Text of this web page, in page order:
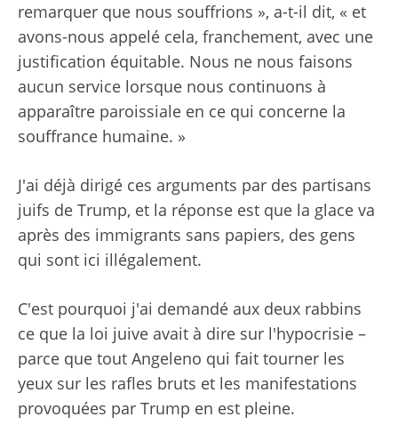
remarquer que nous souffrions », a-t-il dit, « et
avons-nous appelé cela, franchement, avec une
justification équitable. Nous ne nous faisons
aucun service lorsque nous continuons à
apparaître paroissiale en ce qui concerne la
souffrance humaine. »
J'ai déjà dirigé ces arguments par des partisans
juifs de Trump, et la réponse est que la glace va
après des immigrants sans papiers, des gens
qui sont ici illégalement.
C'est pourquoi j'ai demandé aux deux rabbins
ce que la loi juive avait à dire sur l'hypocrisie –
parce que tout Angeleno qui fait tourner les
yeux sur les rafles bruts et les manifestations
provoquées par Trump en est pleine.